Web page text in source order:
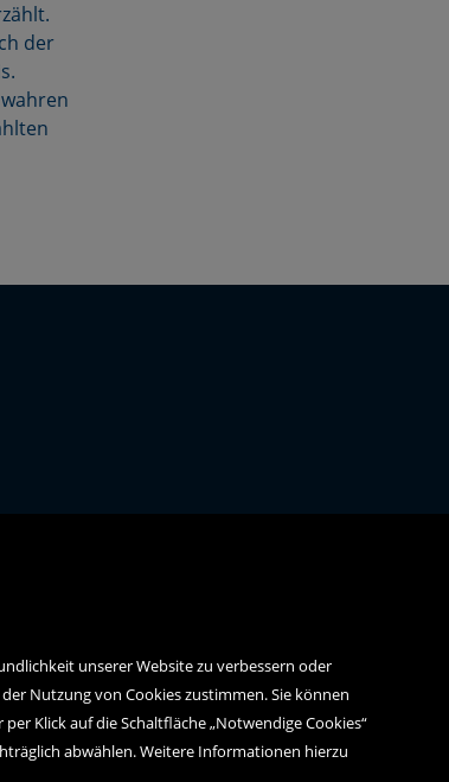
der
unserer Website zu verbessern oder
Nutzung von Cookies zustimmen. Sie können
Klick auf die Schaltfläche „Notwendige Cookies“
abwählen. Weitere Informationen hierzu